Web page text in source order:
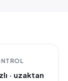
· uzaktan